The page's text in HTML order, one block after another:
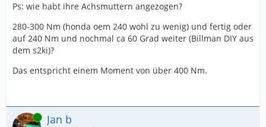
Ps: wie habt ihre Achsmuttern angezogen?
280-300 Nm (honda oem 240 wohl zu wenig) und fertig oder
auf 240 Nm und nochmal ca 60 Grad weiter (Billman DIY aus
dem s2ki)?
Das entspricht einem Moment von über 400 Nm.
Online Jan b